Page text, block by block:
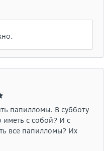
папилломы. В субботу
иметь с собой? И с
все папилломы? Их